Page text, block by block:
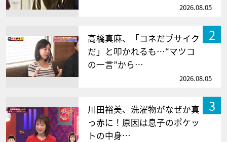
2026.08.05
2
高橋真麻、「コネだブサイク
だ」と叩かれるも…“マツコ
の一言”から…
2026.08.05
3
川田裕美、洗濯物がなぜか真
っ赤に！原因は息子のポケッ
トの中身…